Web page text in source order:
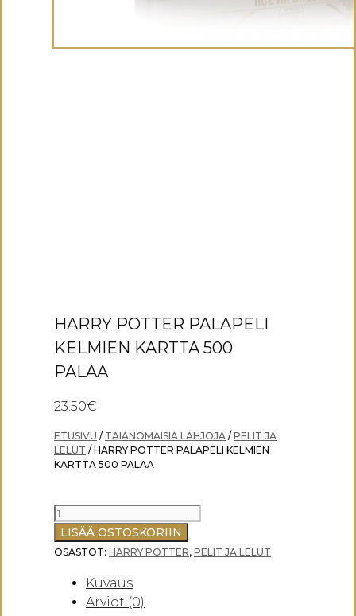
HARRY POTTER PALAPELI
KELMIEN KARTTA 500
PALAA
23.50€
ETUSIVU / TAIANOMAISIA LAHJOJA / PELIT JA
LELUT / HARRY POTTER PALAPELI KELMIEN
KARTTA 500 PALAA
HARRY
POTTER
PALAPELI
KARTTA
500
LISÄÄ OSTOSKORIIN
OSASTOT: HARRY POTTER, PELIT JA LELUT
Kuvaus
Arviot (0)